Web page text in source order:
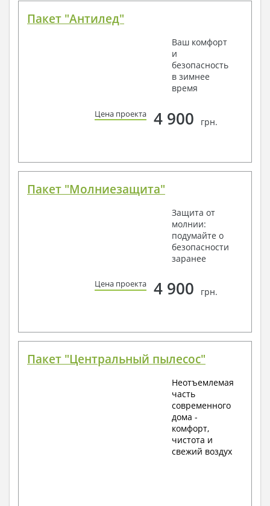
Пакет "Антилед"
Ваш комфорт
и
безопасность
в зимнее
время
Цена проекта 4 900 грн.
Пакет "Молниезащита"
Защита от
молнии:
подумайте о
безопасности
заранее
Цена проекта 4 900 грн.
Пакет "Центральный пылесос"
Неотъемлемая
часть
современного
дома -
комфорт,
чистота и
свежий воздух